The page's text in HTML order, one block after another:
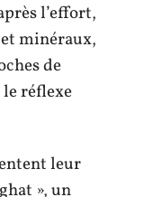
l’effort,
minéraux,
de
réflexe
leur
», un